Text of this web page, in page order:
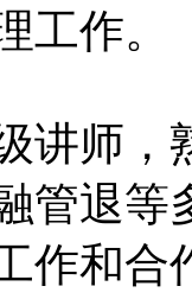
工作。
师，
管退等
作和合